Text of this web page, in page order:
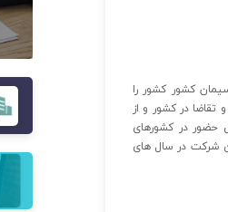
مجموعا ۱۰ درصد از ظرفیت تولید سیمان کشور کشور را
تقاضا در کشور و از
حضور در کشورهای
شرکت در سال های